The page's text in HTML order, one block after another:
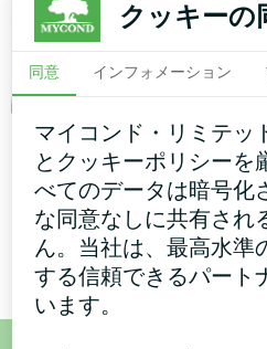
アパート
スプリットヒートポンプHevi
シリーズ
クッキーの
同意 インフォメーション
マイコンド・リミテッ
とクッキーポリシーを
べてのデータは暗号化
な同意なしに共有され
ん。当社は、最高水準
する信頼できるパート
います。